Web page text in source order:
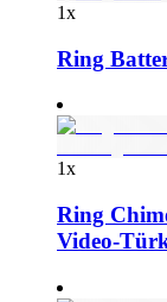
1x
Ring
1x
Ring
Video-